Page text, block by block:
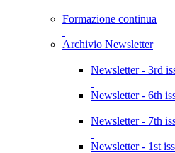
Formazione continua
Archivio Newsletter
Newsletter - 3rd
Newsletter - 6th
Newsletter - 7th
Newsletter - 1st